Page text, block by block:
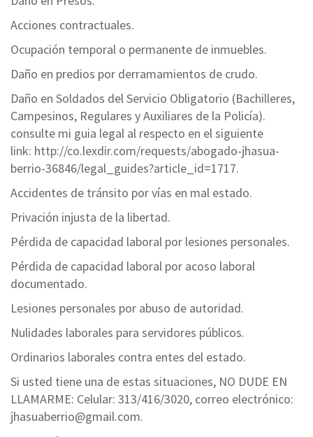
Acciones contractuales.
Ocupación temporal o permanente de inmuebles.
Daño en predios por derramamientos de crudo.
Daño en Soldados del Servicio Obligatorio (Bachilleres,
Campesinos, Regulares y Auxiliares de la Policía).
consulte mi guia legal al respecto en el siguiente
link: http://co.lexdir.com/requests/abogado-jhasua-
berrio-36846/legal_guides?article_id=1717.
Accidentes de tránsito por vías en mal estado.
Privación injusta de la libertad.
Pérdida de capacidad laboral por lesiones personales.
Pérdida de capacidad laboral por acoso laboral
documentado.
Lesiones personales por abuso de autoridad.
Nulidades laborales para servidores públicos.
Ordinarios laborales contra entes del estado.
Si usted tiene una de estas situaciones, NO DUDE EN
LLAMARME: Celular: 313/416/3020, correo electrónico:
jhasuaberrio@gmail.com.